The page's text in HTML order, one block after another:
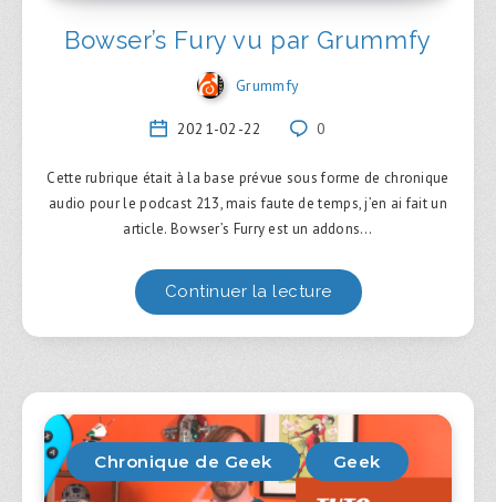
Bowser’s Fury vu par Grummfy
Grummfy
2021-02-22 0
Cette rubrique était à la base prévue sous forme de chronique
audio pour le podcast 213, mais faute de temps, j’en ai fait un
article. Bowser’s Furry est un addons…
Continuer la lecture
Chronique de Geek Geek